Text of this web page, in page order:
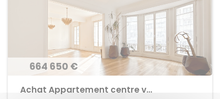
664 650 €
Achat Appartement centre ville